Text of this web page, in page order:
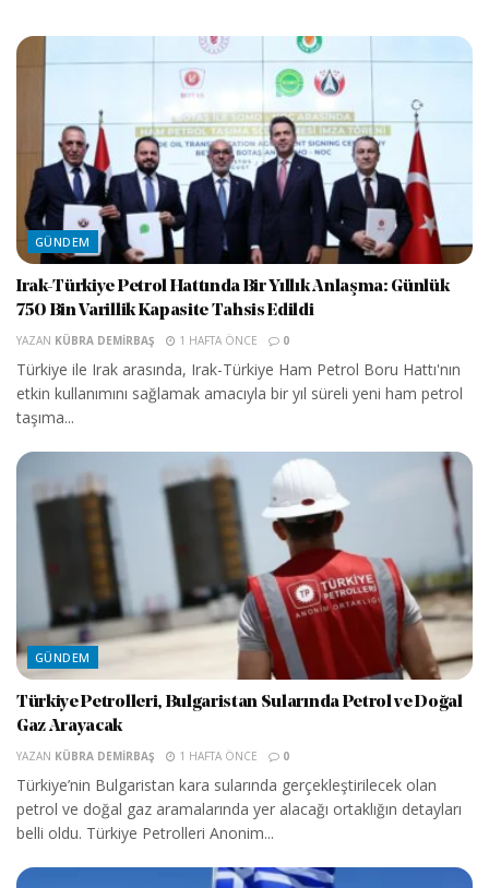
GÜNDEM
Irak-Türkiye Petrol Hattında Bir Yıllık Anlaşma: Günlük
750 Bin Varillik Kapasite Tahsis Edildi
YAZAN KÜBRA DEMIRBAŞ 1 HAFTA ÖNCE 0
Türkiye ile Irak arasında, Irak-Türkiye Ham Petrol Boru Hattı'nın
etkin kullanımını sağlamak amacıyla bir yıl süreli yeni ham petrol
taşıma...
GÜNDEM
Türkiye Petrolleri, Bulgaristan Sularında Petrol ve Doğal
Gaz Arayacak
YAZAN KÜBRA DEMIRBAŞ 1 HAFTA ÖNCE 0
Türkiye’nin Bulgaristan kara sularında gerçekleştirilecek olan
petrol ve doğal gaz aramalarında yer alacağı ortaklığın detayları
belli oldu. Türkiye Petrolleri Anonim...